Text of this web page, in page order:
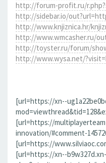
http://forum-profit.ru/
http://sidebar.io/
http://www.knjiznica.hr/
http://www.wmcasher.ru/
http://toyster.ru/forum/
http://www.wysa.net/
[url=https://xn--
[url=https://
innovation/#comment-
[url=https://
[url=https://xn--